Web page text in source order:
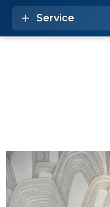
Service